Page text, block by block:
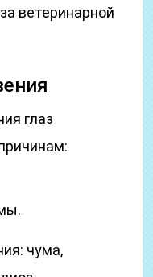
ветеринарной
глаз
чума,